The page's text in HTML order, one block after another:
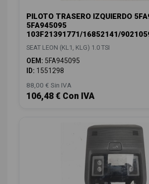
PILOTO TRASERO IZQUIERDO
5FA945095
103F21391771/16852141/
SEAT LEON (KL1, KLG) 1.0 TSI
OEM: 5FA945095
ID: 1551298
88,00 € Sin IVA
106,48 € Con IVA